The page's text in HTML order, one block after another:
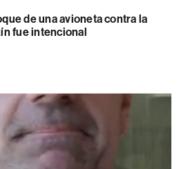
de una avioneta contra la
fue intencional